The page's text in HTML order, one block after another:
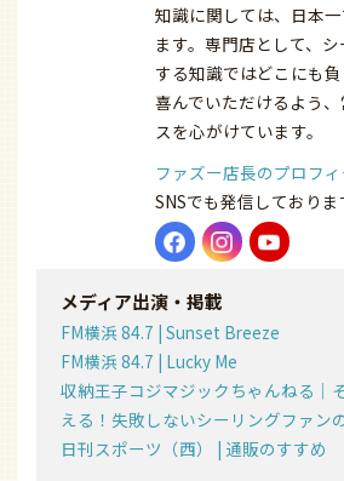
知識に関しては、日本
ます。専門店として、
する知識ではどこにも
喜んでいただけるよう
スを心がけています。
ファズー店長のプロフ
SNSでも発信しておりま
メディア出演・掲載
FM横浜 84.7 | Sunset Breeze
FM横浜 84.7 | Lucky Me
収納王子コジマジックちゃんねる｜
える！失敗しないシーリングファン
日刊スポーツ（西） | 通販のすすめ